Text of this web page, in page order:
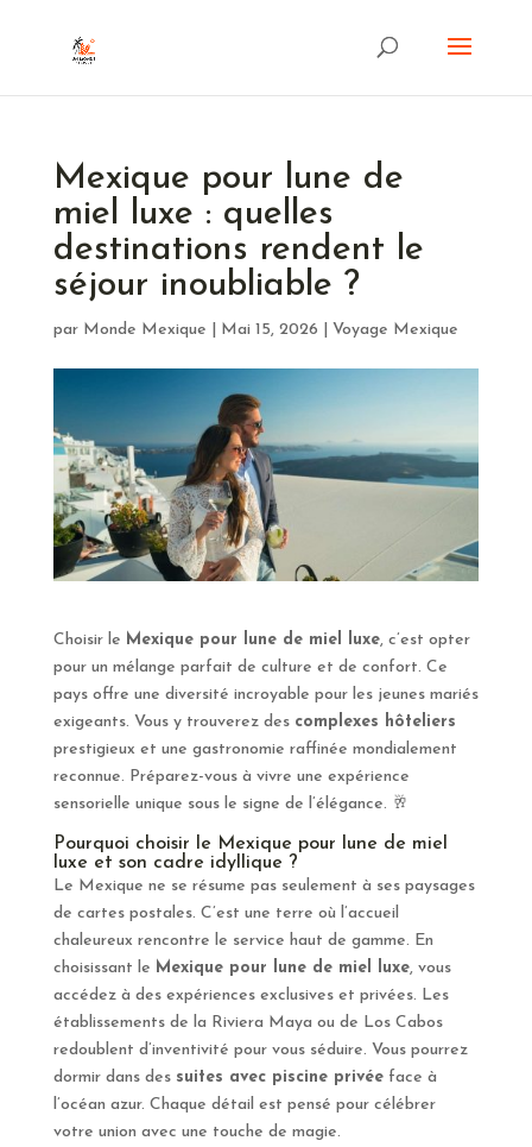
Mexique pour lune de
miel luxe : quelles
destinations rendent le
séjour inoubliable ?
par Monde Mexique Mai 15, 2026 Voyage Mexique
Choisir le Mexique pour lune de miel luxe, c’est opter
pour un mélange parfait de culture et de confort. Ce
pays offre une diversité incroyable pour les jeunes mariés
exigeants. Vous y trouverez des complexes hôteliers
prestigieux et une gastronomie raffinée mondialement
reconnue. Préparez-vous à vivre une expérience
sensorielle unique sous le signe de l’élégance. 🥂
Pourquoi choisir le Mexique pour lune de miel
luxe et son cadre idyllique ?
Le Mexique ne se résume pas seulement à ses paysages
de cartes postales. C’est une terre où l’accueil
chaleureux rencontre le service haut de gamme. En
choisissant le Mexique pour lune de miel luxe, vous
accédez à des expériences exclusives et privées. Les
établissements de la Riviera Maya ou de Los Cabos
redoublent d’inventivité pour vous séduire. Vous pourrez
dormir dans des suites avec piscine privéeface à
l’océan azur. Chaque détail est pensé pour célébrer
votre union avec une touche de magie.